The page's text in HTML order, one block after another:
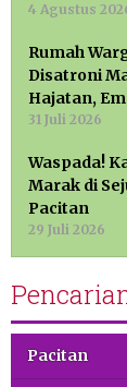
4 Agustus
Rumah
Disatroni
Hajatan,
31 Juli 2026
Waspada!
Marak di
Pacitan
29 Juli 2026
Pacitan